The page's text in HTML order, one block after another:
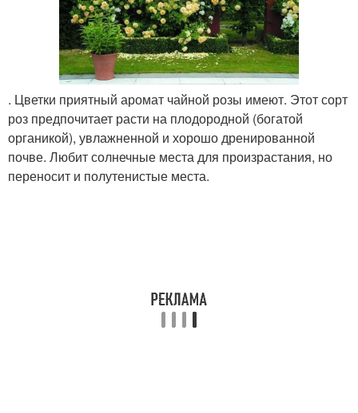
. Цветки приятный аромат чайной розы имеют. Этот сорт
роз предпочитает расти на плодородной (богатой
органикой), увлажненной и хорошо дренированной
почве. Любит солнечные места для произрастания, но
переносит и полутенистые места.